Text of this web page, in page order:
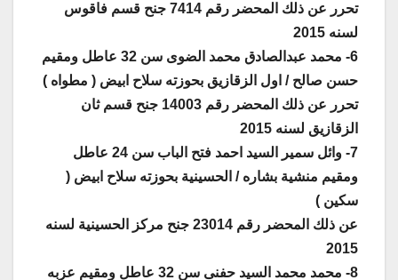
تحرر عن ذلك المحضر رقم 7414 جنح قسم فاقوس
لسنه 2015
6- محمد عبدالصادق محمد الضوى سن 32 عاطل ومقيم
حسن صالح / اول الزقازيق بحوزته سلاح ابيض ( مطواه )
تحرر عن ذلك المحضر رقم 14003 جنح قسم ثان
الزقازيق لسنه 2015
7- وائل سمير السيد احمد فتح الباب سن 24 عاطل
ومقيم منشية بشاره / الحسينية بحوزته سلاح ابيض (
سكين )
عن ذلك المحضر رقم 23014 جنح مركز الحسينية لسنه
2015
8- محمد محمد السيد حفنى سن 32 عاطل ومقيم عزبه